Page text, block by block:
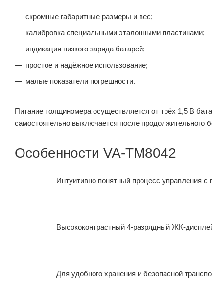
скромные габаритные размеры и вес;
калибровка специальными эталонными пластинами;
индикация низкого заряда батарей;
простое и надёжное использование;
малые показатели погрешности.
Питание толщиномера осуществляется от трёх 1,5 В
самостоятельно выключается после продолжительного
Особенности VA-ТМ8042
Интуитивно понятный процесс управления
Высококонтрастный 4-разрядный ЖК-
Для удобного хранения и безопасной